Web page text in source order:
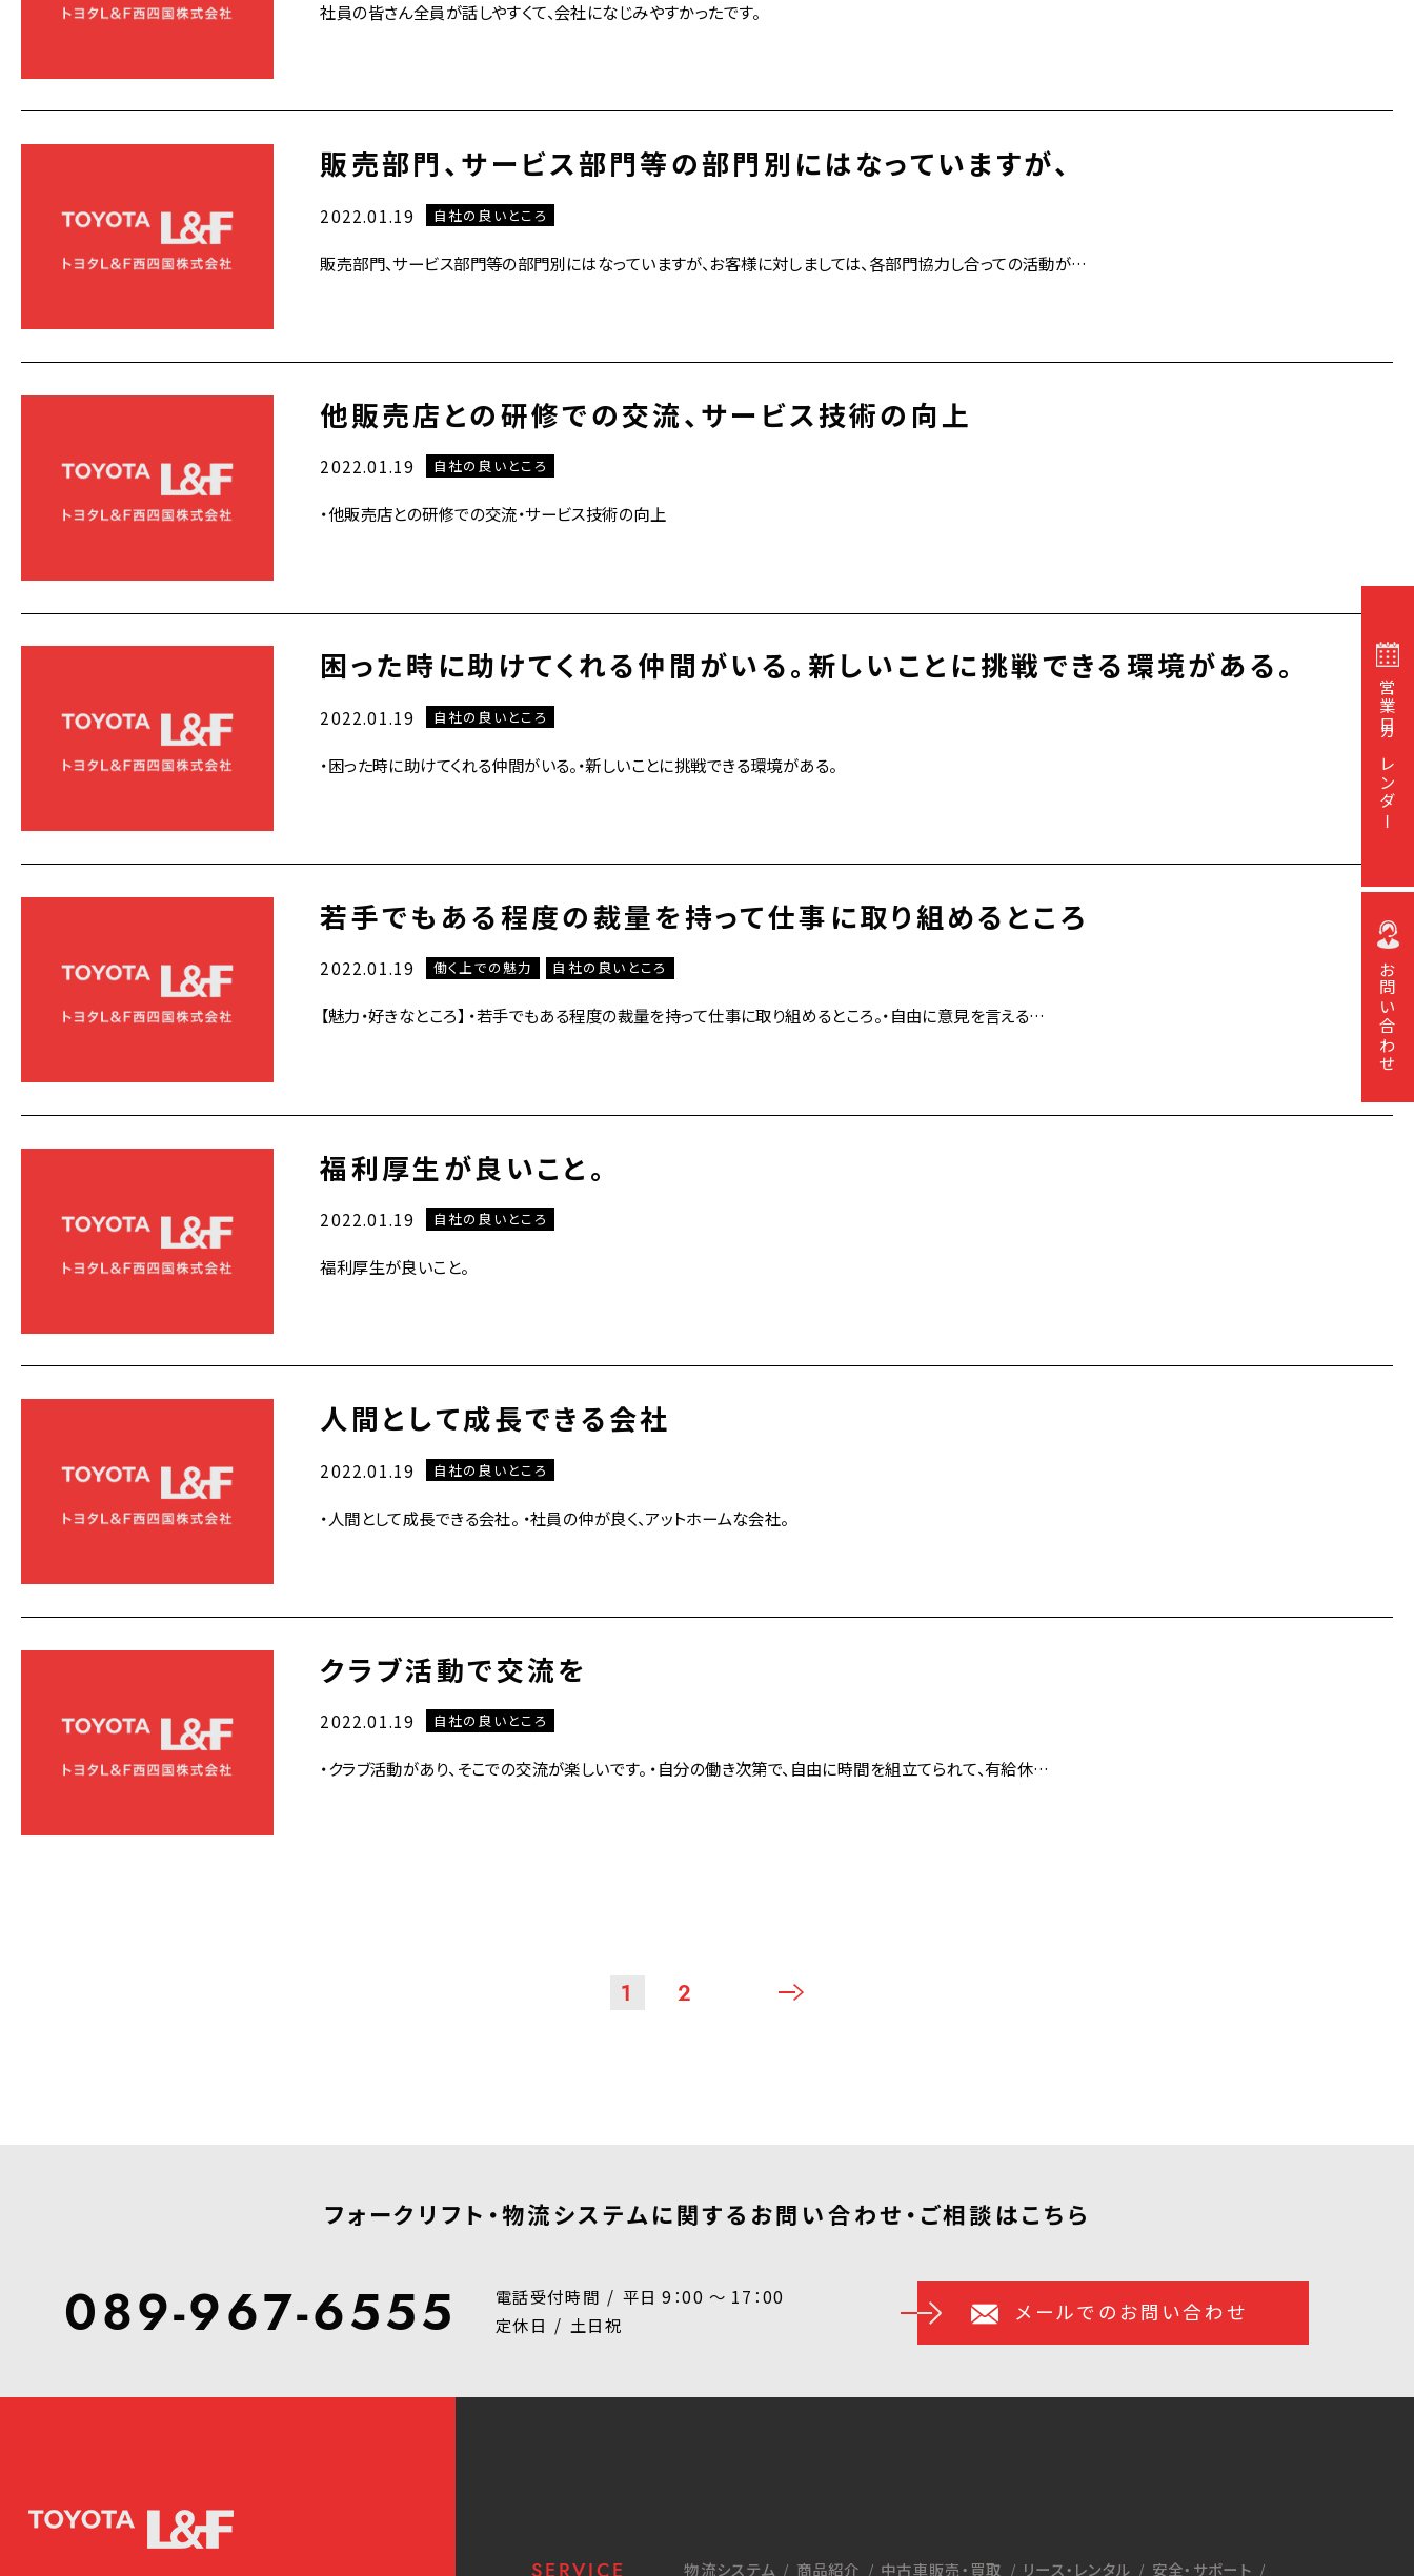
社員の皆さん全員が話しやすくて、会社になじみやすかったです。
販売部門、サービス部門等の部門別にはなっていますが、
2022.01.19 自社の良いところ
販売部門、サービス部門等の部門別にはなっていますが、お客様に対しましては、各部門協力し合っての活動が…
他販売店との研修での交流、サービス技術の向上
2022.01.19 自社の良いところ
・他販売店との研修での交流・サービス技術の向上
困った時に助けてくれる仲間がいる。新しいことに挑戦できる環境がある。
2022.01.19 自社の良いところ
・困った時に助けてくれる仲間がいる。・新しいことに挑戦できる環境がある。
若手でもある程度の裁量を持って仕事に取り組めるところ
2022.01.19 働く上での魅力 自社の良いところ
【魅力・好きなところ】 ・若手でもある程度の裁量を持って仕事に取り組めるところ。・自由に意見を言える…
福利厚生が良いこと。
2022.01.19 自社の良いところ
福利厚生が良いこと。
人間として成長できる会社
2022.01.19 自社の良いところ
・人間として成長できる会社。 ・社員の仲が良く、アットホームな会社。
クラブ活動で交流を
2022.01.19 自社の良いところ
・クラブ活動があり、そこでの交流が楽しいです。 ・自分の働き次第で、自由に時間を組立てられて、有給休…
1 2
フォークリフト・物流システムに関する お問い合わせ・ご相談はこちら
089-967-6555 電話受付時間
平日 9：00 ～ 17：00
定休日
土日祝
メールでのお問い合わせ
SERVICE 物流システム 商品紹介 中古車販売・買取 リース・レンタル 安全・サポート
営業日カレンダー
お問い合わせ